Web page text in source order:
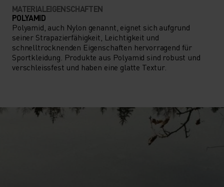
MATERIALEIGENSCHAFTEN
POLYAMID
Polyamid, auch Nylon genannt, eignet sich aufgrund
seiner Strapazierfähigkeit, Leichtigkeit und
schnelltrocknenden Eigenschaften hervorragend für
Sportkleidung. Produkte aus Polyamid sind robust und
verschleissfest und haben eine glatte Textur.